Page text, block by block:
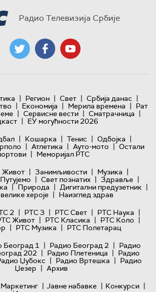
Радио Телевизија Србије
| Регион | Свет | Србија данас |
| Економија | Мерила времена | Рат
| Сервисне вести | Сматрачница |
| ЕУ могућности 2026
| Кошарка | Тенис | Одбојка |
| Атлетика | Ауто-мото | Остали
| Меморијал РТС
Живот | Занимљивости | Музика |
Путујемо | Свет познатих | Здравље |
| Природа | Дигитални предузетник |
хероје | Наизглед здрав
2 | РТС 3 | РТС Свет | РТС Наука |
Живот | РТС Класика | РТС Коло |
| РТС Музика | РТС Полетарац
Београд 1 | Радио Београд 2 | Радио
202 | Радио Плетеница | Радио
Џубокс | Радио Вртешка | Радио
Џезер | Архив
Маркетинг | Јавне набавке | Конкурси |